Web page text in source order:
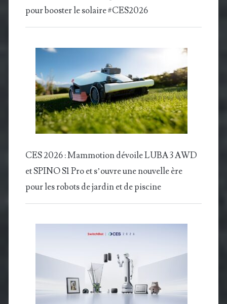
pour booster le solaire #CES2026
CES 2026 : Mammotion dévoile LUBA 3 AWD
et SPINO S1 Pro et s’ouvre une nouvelle ère
pour les robots de jardin et de piscine